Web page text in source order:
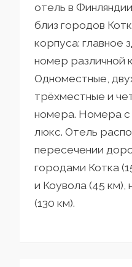
отель в
близ городов
корпуса: главное
номер различной
Одноместные,
трёхместные и
номера. Номера с
люкс. Отель
пересечении
городами Котка
и Коувола (45 км),
(130 км).